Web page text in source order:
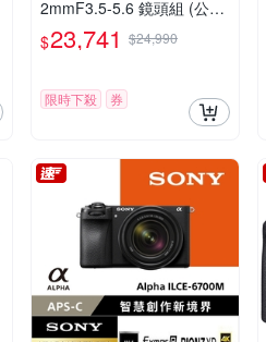
2mmF3.5-5.6 鏡頭組 (公司
貨)
$23,741 $24,990
限時下殺 券